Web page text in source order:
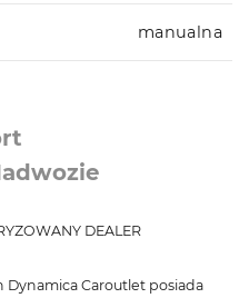
manualna
DEALER
Caroutlet posiada